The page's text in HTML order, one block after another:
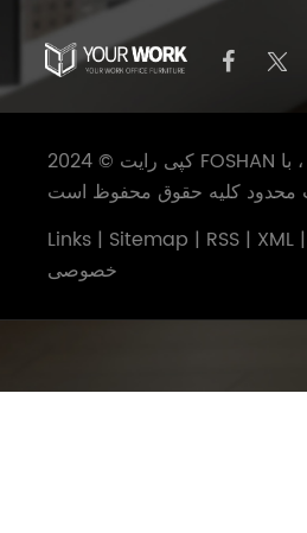
کپی رایت © 2024 FOSHAN شرکت مبلمان شما ، با
Links | Sitemap | RSS | XML |
خصوصی